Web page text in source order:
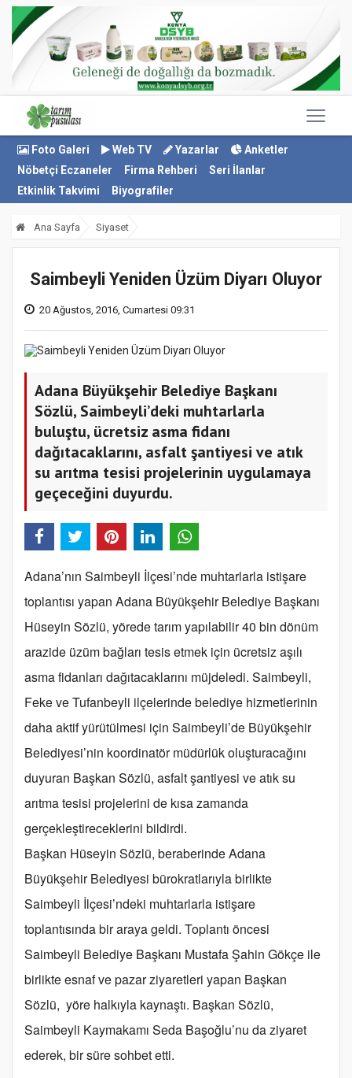
Foto Galeri Web TV Yazarlar
Anketler
Nöbetçi Eczaneler
Firma Rehberi
Seri İlanlar
Etkinlik Takvimi
Biyografiler
Ana Sayfa Siyaset
Saimbeyli Yeniden Üzüm Diyarı Oluyor
20 Ağustos, 2016, Cumartesi 09:31
Adana Büyükşehir Belediye Başkanı
Sözlü, Saimbeyli’deki muhtarlarla
buluştu, ücretsiz asma fidanı
dağıtacaklarını, asfalt şantiyesi ve atık
su arıtma tesisi projelerinin uygulamaya
geçeceğini duyurdu.
Adana’nın Saimbeyli İlçesi’nde muhtarlarla istişare
toplantısı yapan Adana Büyükşehir Belediye Başkanı
Hüseyin Sözlü, yörede tarım yapılabilir 40 bin dönüm
arazide üzüm bağları tesis etmek için ücretsiz aşılı
asma fidanları dağıtacaklarını müjdeledi. Saimbeyli,
Feke ve Tufanbeyli ilçelerinde belediye hizmetlerinin
daha aktif yürütülmesi için Saimbeyli’de Büyükşehir
Belediyesi’nin koordinatör müdürlük oluşturacağını
duyuran Başkan Sözlü, asfalt şantiyesi ve atık su
arıtma tesisi projelerini de kısa zamanda
gerçekleştireceklerini bildirdi.
Başkan Hüseyin Sözlü, beraberinde Adana
Büyükşehir Belediyesi bürokratlarıyla birlikte
Saimbeyli İlçesi’ndeki muhtarlarla istişare
toplantısında bir araya geldi. Toplantı öncesi
Saimbeyli Belediye Başkanı Mustafa Şahin Gökçe ile
birlikte esnaf ve pazar ziyaretleri yapan Başkan
Sözlü, yöre halkıyla kaynaştı. Başkan Sözlü,
Saimbeyli Kaymakamı Seda Başoğlu’nu da ziyaret
ederek, bir süre sohbet etti.